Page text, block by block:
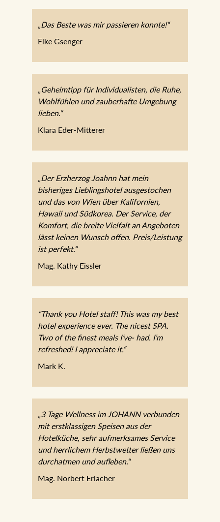
„Das Beste was mir passieren konnte!“
Elke Gsenger
„Geheimtipp für Individualisten, die Ruhe,
Wohlfühlen und zauberhafte Umgebung
lieben.“
Klara Eder-Mitterer
„Der Erzherzog Joahnn hat mein
bisheriges Lieblingshotel ausgestochen
und das von Wien über Kalifornien,
Hawaii und Südkorea. Der Service, der
Komfort, die breite Vielfalt an Angeboten
lässt keinen Wunsch offen. Preis/Leistung
ist perfekt.“
Mag. Kathy Eissler
“Thank you Hotel staff! This was my best
hotel experience ever. The nicest SPA.
Two of the finest meals I’ve- had. I’m
refreshed! I appreciate it.“
Mark K.
„3 Tage Wellness im JOHANN verbunden
mit erstklassigen Speisen aus der
Hotelküche, sehr aufmerksames Service
und herrlichem Herbstwetter ließen uns
durchatmen und aufleben.“
Mag. Norbert Erlacher